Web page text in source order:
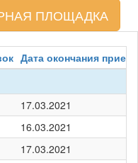
ПЛОЩАДКА
Дата окончания
17.03.2021
16.03.2021
17.03.2021